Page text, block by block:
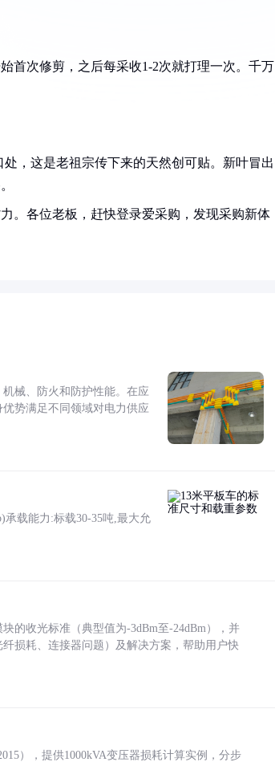
首次修剪，之后每采收1-2次就打理一次。千万
，这是老祖宗传下来的天然创可贴。新叶冒出
。各位老板，赶快登录爱采购，发现采购新体
械、防火和防护性能。在应
势满足不同领域对电力供应
承载能力:标载30-35吨,最大允
的收光标准（典型值为-3dBm至-24dBm），并
损耗、连接器问题）及解决方案，帮助用户快
），提供1000kVA变压器损耗计算实例，分步